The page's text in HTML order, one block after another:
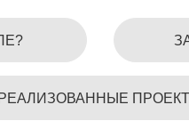
РЕАЛИЗОВАННЫЕ